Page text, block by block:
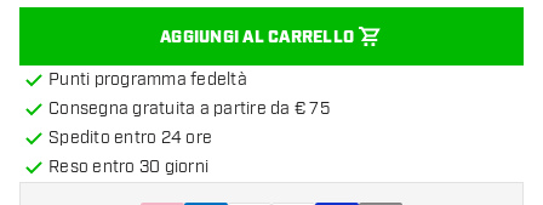
AGGIUNGI AL CARRELLO
Punti programma fedeltà
Consegna gratuita a partire da € 75
Spedito entro 24 ore
Reso entro 30 giorni